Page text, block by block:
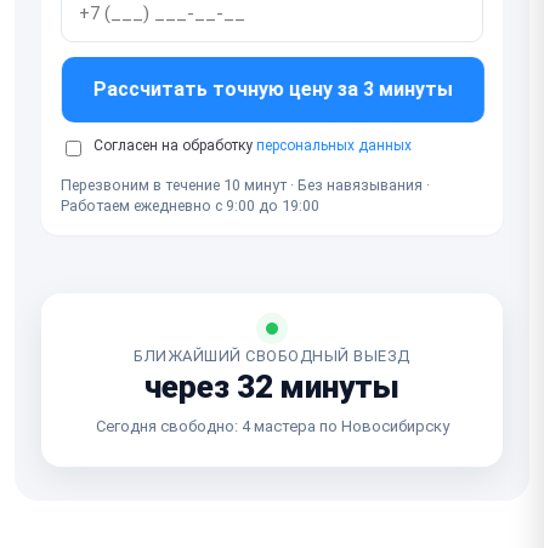
Рассчитать точную цену за 3 минуты
Согласен на обработку персональных данных
Перезвоним в течение 10 минут · Без навязывания ·
Работаем ежедневно с 9:00 до 19:00
БЛИЖАЙШИЙ СВОБОДНЫЙ ВЫЕЗД
через 32 минуты
Сегодня свободно: 4 мастера по Новосибирску